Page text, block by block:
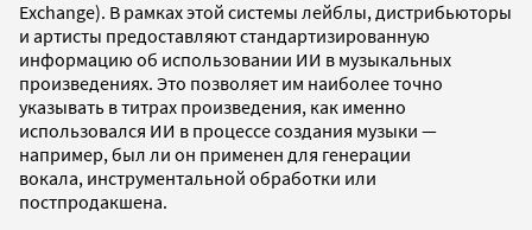
Exchange). В рамках этой системы лейблы, дистрибьюторы
и артисты предоставляют стандартизированную
информацию об использовании ИИ в музыкальных
произведениях. Это позволяет им наиболее точно
указывать в титрах произведения, как именно
использовался ИИ в процессе создания музыки —
например, был ли он применен для генерации
вокала, инструментальной обработки или
постпродакшена.